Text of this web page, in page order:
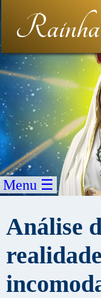
Menu ☰
Análise